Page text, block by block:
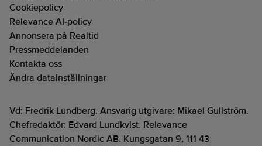
Cookiepolicy
Relevance AI-policy
Annonsera på Realtid
Pressmeddelanden
Kontakta oss
Ändra datainställningar
Vd: Fredrik Lundberg. Ansvarig utgivare: Mikael Gullström.
Chefredaktör: Edvard Lundkvist. Relevance
Communication Nordic AB. Kungsgatan 9, 111 43